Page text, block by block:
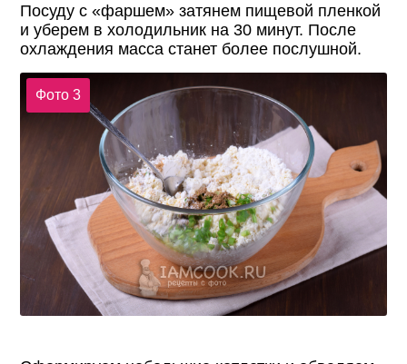
Посуду с «фаршем» затянем пищевой пленкой
и уберем в холодильник на 30 минут. После
охлаждения масса станет более послушной.
Фото 3